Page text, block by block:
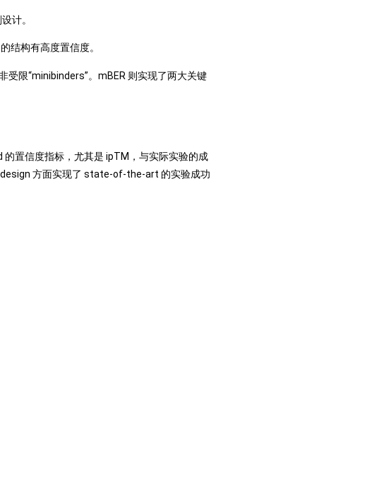
计。
结构有高度置信度。
限“minibinders”。mBER 则实现了两大关键
置信度指标，尤其是 ipTM，与实际实验的成
design 方面实现了 state-of-the-art 的实验成功